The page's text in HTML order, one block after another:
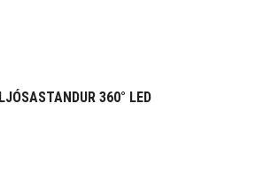
LJÓSASTANDUR 360° LED